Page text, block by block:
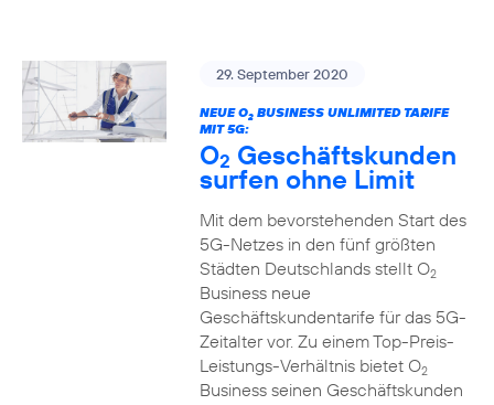
29. September 2020
NEUE O2BUSINESS UNLIMITED TARIFE
MIT 5G:
O2 Geschäftskunden
surfen ohne Limit
Mit dem bevorstehenden Start des
5G-Netzes in den fünf größten
Städten Deutschlands stellt O2
Business neue
Geschäftskundentarife für das 5G-
Zeitalter vor. Zu einem Top-Preis-
Leistungs-Verhältnis bietet O2
Business seinen Geschäftskunden